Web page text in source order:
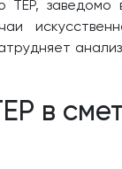
заведомо
в